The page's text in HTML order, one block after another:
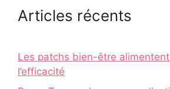
Articles récents
Les patchs bien-être
l’efficacité